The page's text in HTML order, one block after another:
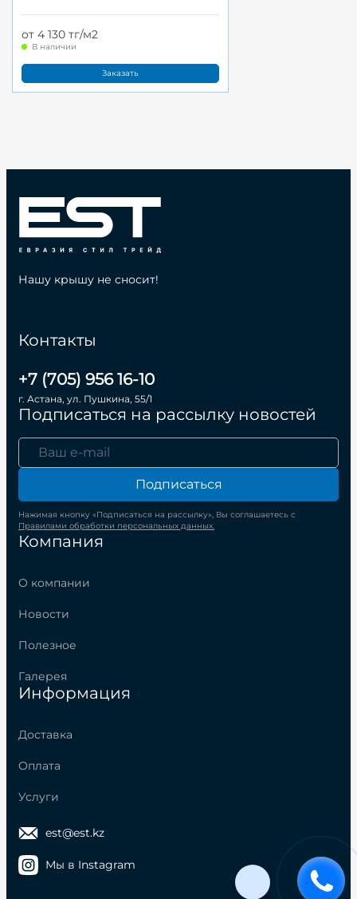
от 4 130 тг/м2
В наличии
Заказать
Компания
О компании
Новости
Полезное
Галерея
Информация
Доставка
Оплата
Услуги
Контакты
+7 (705) 956 16-10
г. Астана, ул. Пушкина, 55/1
Подписаться на рассылку новостей
Подписаться
Нажимая кнопку «Подписаться на рассылку», Вы соглашаетесь с
Правилами обработки персональных данных.
Нашу крышу не сносит!
est@est.kz
Мы в Instagram